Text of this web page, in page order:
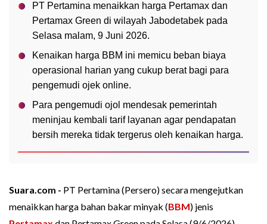
PT Pertamina menaikkan harga Pertamax dan
Pertamax Green di wilayah Jabodetabek pada
Selasa malam, 9 Juni 2026.
Kenaikan harga BBM ini memicu beban biaya
operasional harian yang cukup berat bagi para
pengemudi ojek online.
Para pengemudi ojol mendesak pemerintah
meninjau kembali tarif layanan agar pendapatan
bersih mereka tidak tergerus oleh kenaikan harga.
Suara.com - PT Pertamina (Persero) secara mengejutkan
menaikkan harga bahan bakar minyak (BBM) jenis